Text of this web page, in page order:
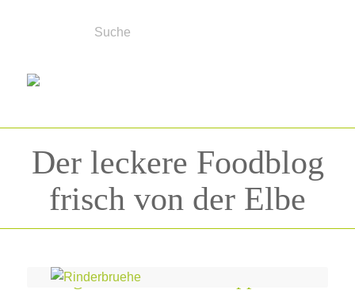
Der leckere Foodblog
frisch von der Elbe
Schlagwortarchiv für: